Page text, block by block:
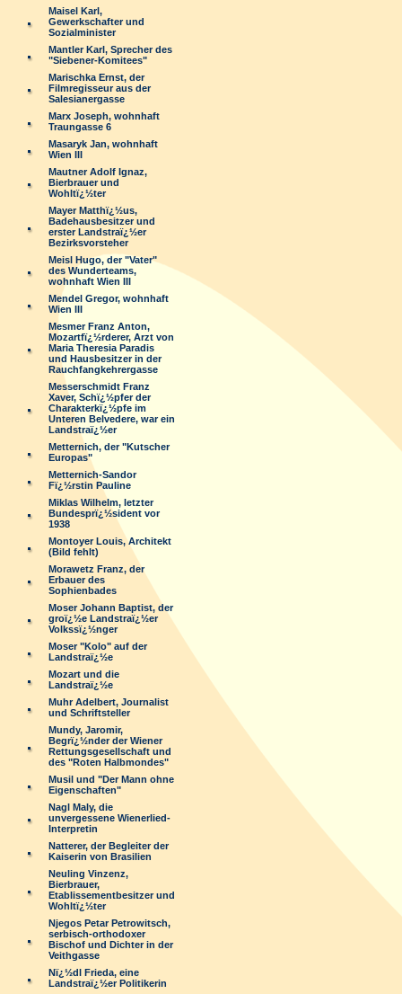
Maisel Karl,
Gewerkschafter und
Sozialminister
Mantler Karl, Sprecher des
"Siebener-Komitees"
Marischka Ernst, der
Filmregisseur aus der
Salesianergasse
Marx Joseph, wohnhaft
Traungasse 6
Masaryk Jan, wohnhaft
Wien III
Mautner Adolf Ignaz,
Bierbrauer und
Wohltï¿½ter
Mayer Matthï¿½us,
Badehausbesitzer und
erster Landstraï¿½er
Bezirksvorsteher
Meisl Hugo, der "Vater"
des Wunderteams,
wohnhaft Wien III
Mendel Gregor, wohnhaft
Wien III
Mesmer Franz Anton,
Mozartfï¿½rderer, Arzt von
Maria Theresia Paradis
und Hausbesitzer in der
Rauchfangkehrergasse
Messerschmidt Franz
Xaver, Schï¿½pfer der
Charakterkï¿½pfe im
Unteren Belvedere, war ein
Landstraï¿½er
Metternich, der "Kutscher
Europas"
Metternich-Sandor
Fï¿½rstin Pauline
Miklas Wilhelm, letzter
Bundesprï¿½sident vor
1938
Montoyer Louis, Architekt
(Bild fehlt)
Morawetz Franz, der
Erbauer des
Sophienbades
Moser Johann Baptist, der
groï¿½e Landstraï¿½er
Volkssï¿½nger
Moser "Kolo" auf der
Landstraï¿½e
Mozart und die
Landstraï¿½e
Muhr Adelbert, Journalist
und Schriftsteller
Mundy, Jaromir,
Begrï¿½nder der Wiener
Rettungsgesellschaft und
des "Roten Halbmondes"
Musil und "Der Mann ohne
Eigenschaften"
Nagl Maly, die
unvergessene Wienerlied-
Interpretin
Natterer, der Begleiter der
Kaiserin von Brasilien
Neuling Vinzenz,
Bierbrauer,
Etablissementbesitzer und
Wohltï¿½ter
Njegos Petar Petrowitsch,
serbisch-orthodoxer
Bischof und Dichter in der
Veithgasse
Nï¿½dl Frieda, eine
Landstraï¿½er Politikerin